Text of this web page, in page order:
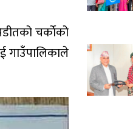
चर्काेको
गाउँपालिकाले